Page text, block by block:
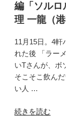
え
【チ
ン
亭
西
新
宿
（新
編「ソルロ
理 一龍（港
11月15日。4軒
れた後 「ラー
いTさんが、ボ
そこそこ飲ん
い人 …
“「赤
続きを読む